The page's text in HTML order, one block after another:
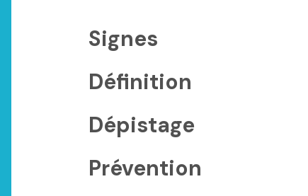
Signes
Définition
Dépistage
Prévention